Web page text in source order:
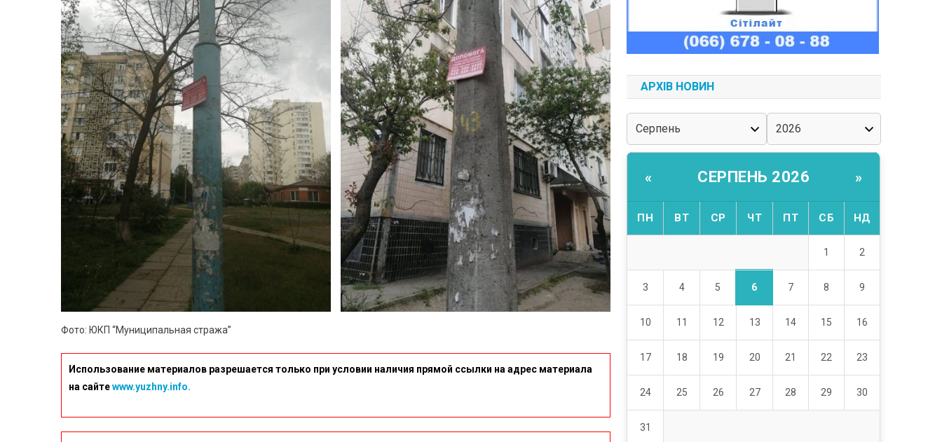
Фото: ЮКП “Муниципальная стража”
Использование материалов разрешается только при условии наличия прямой ссылки на адрес материала
на сайтеwww.yuzhny.info.
АРХІВ НОВИН
« СЕРПЕНЬ 2026 »
ПН ВТ СР ЧТ ПТ СБ НД
1 2
3 4 5 6 7 8 9
10 11 12 13 14 15 16
17 18 19 20 21 22 23
24 25 26 27 28 29 30
31